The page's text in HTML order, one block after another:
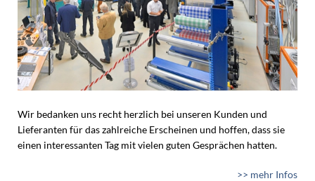
Wir bedanken uns recht herzlich bei unseren Kunden und
Lieferanten für das zahlreiche Erscheinen und hoffen, dass sie
einen interessanten Tag mit vielen guten Gesprächen hatten.
>> mehr Infos